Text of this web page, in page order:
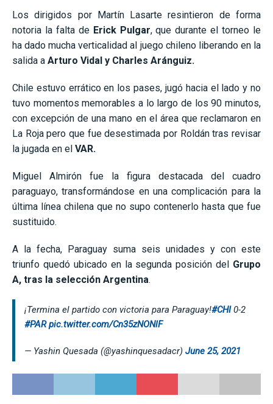
Los dirigidos por Martín Lasarte resintieron de forma
notoria la falta de Erick Pulgar, que durante el torneo le
ha dado mucha verticalidad al juego chileno liberando en la
salida a Arturo Vidal y Charles Aránguiz.
Chile estuvo errático en los pases, jugó hacia el lado y no
tuvo momentos memorables a lo largo de los 90 minutos,
con excepción de una mano en el área que reclamaron en
La Roja pero que fue desestimada por Roldán tras revisar
la jugada en el VAR.
Miguel Almirón fue la figura destacada del cuadro
paraguayo, transformándose en una complicación para la
última línea chilena que no supo contenerlo hasta que fue
sustituido.
A la fecha, Paraguay suma seis unidades y con este
triunfo quedó ubicado en la segunda posición del Grupo
A, tras la selección Argentina.
¡Termina el partido con victoria para Paraguay!#CHI0-2
#PAR pic.twitter.com/Cn35zNONlF
— Yashin Quesada (@yashinquesadacr) June 25, 2021